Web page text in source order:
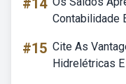
#14
Contabilidade
#15 Cite As
Hidrelétricas